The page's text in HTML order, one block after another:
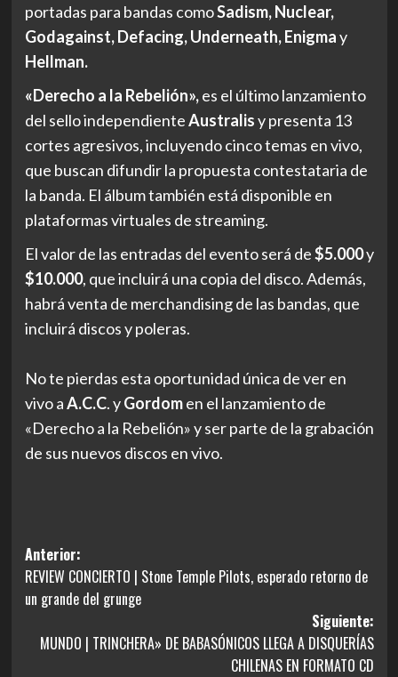
portadas para bandas comoSadism, Nuclear,
Godagainst, Defacing, Underneath, Enigmay
Hellman.
«Derecho a la Rebelión»,es el último lanzamiento
del sello independienteAustralisy presenta 13
cortes agresivos, incluyendo cinco temas en vivo,
que buscan difundir la propuesta contestataria de
la banda. El álbum también está disponible en
plataformas virtuales de streaming.
El valor de las entradas del evento será de$5.000y
$10.000, que incluirá una copia del disco. Además,
habrá venta de merchandising de las bandas, que
incluirá discos y poleras.
No te pierdas esta oportunidad única de ver en
vivo aA.C.C. yGordomen el lanzamiento de
«Derecho a la Rebelión» y ser parte de la grabación
de sus nuevos discos en vivo.
Navegación
de
entradas
Anterior:
REVIEW CONCIERTO | Stone Temple Pilots, esperado retorno de
un grande del grunge
Siguiente:
MUNDO | TRINCHERA» DE BABASÓNICOS LLEGA A DISQUERÍAS
CHILENAS EN FORMATO CD